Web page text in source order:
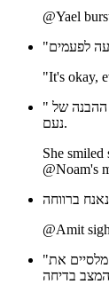
@Yael
"It's okay,
" היא חייכה בהתנשאות קלה, קצת מחבבת את חוסר ההבנה של
נעם.
She
@Noam's
@Amit
"אין בעיה, שום נזק לא נגרם," הוא אמר ולא התאפק מלסיים את